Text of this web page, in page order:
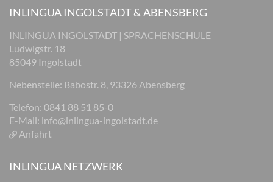
INLINGUA INGOLSTADT & ABENSBERG
INLINGUA INGOLSTADT | SPRACHENSCHULE
Ludwigstr. 18
85049 Ingolstadt
Nebenstelle: Babostr. 8, 93326 Abensberg
Telefon: 0841 88 51 85-0
E-Mail: info@inlingua-ingolstadt.de
Anfahrt
INLINGUA NETZWERK